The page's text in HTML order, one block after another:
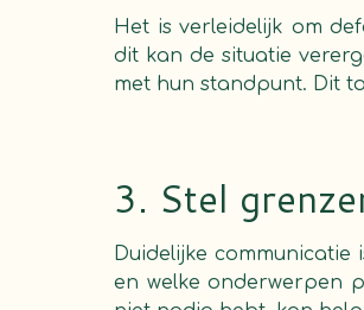
Het is verleidelijk om
dit kan de situatie
met hun standpunt. Dit
3. Stel
Duidelijke
en welke onderwerpen